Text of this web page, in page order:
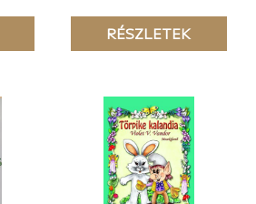
RÉSZLETEK